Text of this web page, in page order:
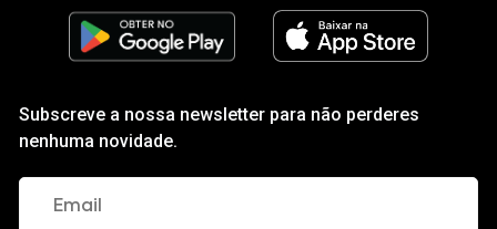
Subscreve a nossa newsletter para não perderes
nenhuma novidade.